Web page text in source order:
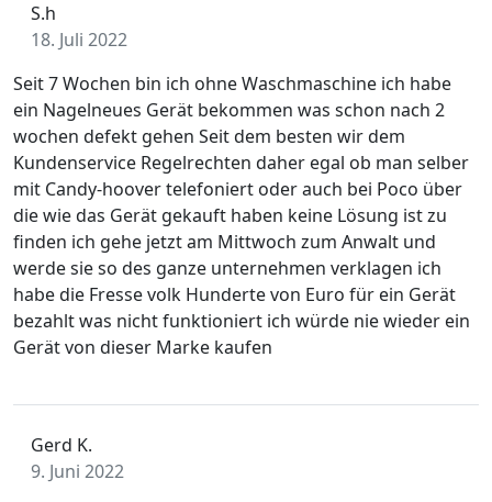
S.h
18. Juli 2022
Seit 7 Wochen bin ich ohne Waschmaschine ich habe
ein Nagelneues Gerät bekommen was schon nach 2
wochen defekt gehen Seit dem besten wir dem
Kundenservice Regelrechten daher egal ob man selber
mit Candy-hoover telefoniert oder auch bei Poco über
die wie das Gerät gekauft haben keine Lösung ist zu
finden ich gehe jetzt am Mittwoch zum Anwalt und
werde sie so des ganze unternehmen verklagen ich
habe die Fresse volk Hunderte von Euro für ein Gerät
bezahlt was nicht funktioniert ich würde nie wieder ein
Gerät von dieser Marke kaufen
Gerd K.
9. Juni 2022